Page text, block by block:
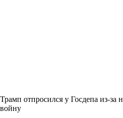
Трамп отпросился у Госдепа из-за
войну